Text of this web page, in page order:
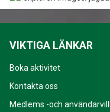
VIKTIGA LÄNKAR
Boka aktivitet
Kontakta oss
Medlems -och